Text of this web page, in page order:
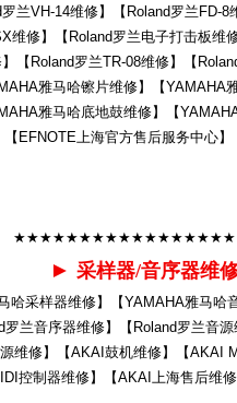
罗兰VH-14维修】【Roland罗兰FD-
维修】【Roland罗兰电子打击板维
【Roland罗兰TR-08维修】【
雅马哈镲片维修】【
雅马哈底地鼓维修】【
EFNOTE上海官方售后服务中心】
► 采样器/音序器维
哈采样器维修】【YAMAHA雅马哈
罗兰音序器维修】【Roland罗兰音
维修】【AKAI鼓机维修】【AKAI
控制器维修】【AKAI上海售后维